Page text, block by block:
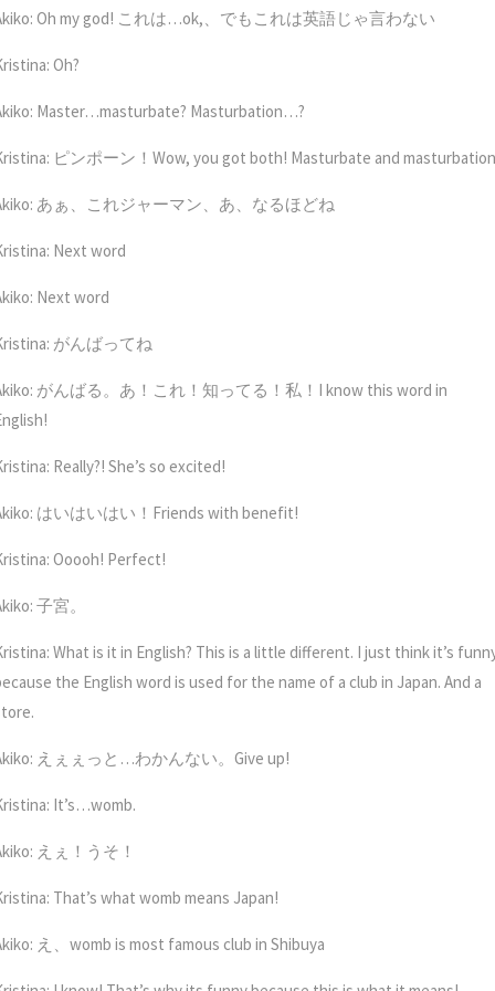
Oh my god! これは…ok,、でもこれは英語じゃ言わない
Oh?
Master…masturbate? Masturbation…?
ピンポーン！Wow, you got both! Masturbate and
あぁ、これジャーマン、あ、なるほどね
Next word
Next word
がんばってね
がんばる。あ！これ！知ってる！私！I know this word in
Really?! She’s so excited!
はいはいはい！Friends with benefit!
Ooooh! Perfect!
子宮。
What is it in English? This is a little different. I just think it’s
the English word is used for the name of a club in Japan. And a
えぇぇっと…わかんない。Give up!
It’s…womb.
えぇ！うそ！
That’s what womb means Japan!
え、womb is most famous club in Shibuya